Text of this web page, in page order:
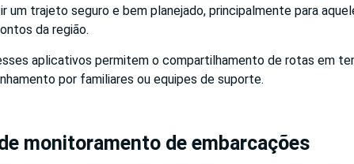
um trajeto seguro e bem planejado, principalmente para
da região.
aplicativos permitem o compartilhamento de rotas em
por familiares ou equipes de suporte.
monitoramento de embarcações